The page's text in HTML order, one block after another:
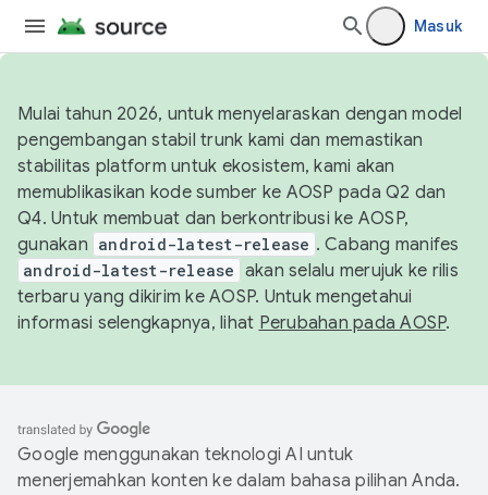
Masuk
Mulai tahun 2026, untuk menyelaraskan dengan model
pengembangan stabil trunk kami dan memastikan
stabilitas platform untuk ekosistem, kami akan
memublikasikan kode sumber ke AOSP pada Q2 dan
Q4. Untuk membuat dan berkontribusi ke AOSP,
gunakan android-latest-release . Cabang manifes
android-latest-release akan selalu merujuk ke rilis
terbaru yang dikirim ke AOSP. Untuk mengetahui
informasi selengkapnya, lihat Perubahan pada AOSP.
Google menggunakan teknologi AI untuk
menerjemahkan konten ke dalam bahasa pilihan Anda.